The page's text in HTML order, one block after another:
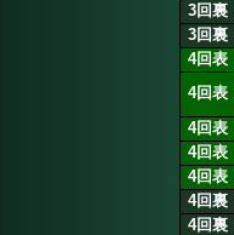
3回裏
3回裏
4回表
4回表
4回表
4回表
4回表
4回裏
4回裏